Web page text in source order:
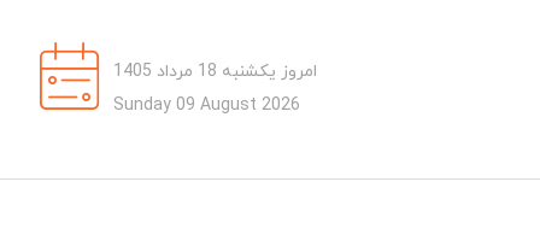
امروز یکشنبه 18 مرداد 1405
Sunday 09 August 2026